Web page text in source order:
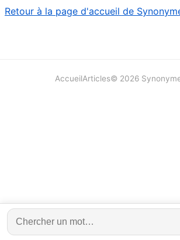
Retour à la page d'accueil de
AccueilArticles© 2026